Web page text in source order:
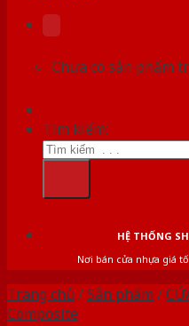
Chưa có sản phẩm
Tìm kiếm:
HỆ THỐNG
Nơi bán cửa nhựa giá
Trang chủ /Sản phẩm /
Composite